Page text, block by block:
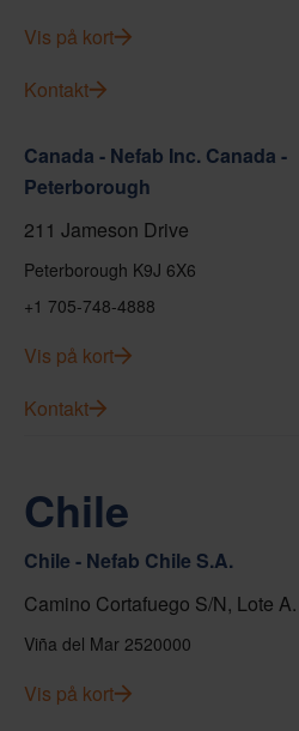
Vis på kort
Kontakt
Canada - Nefab Inc. Canada -
Peterborough
211 Jameson Drive
Peterborough K9J 6X6
+1 705-748-4888
Vis på kort
Kontakt
Chile
Chile - Nefab Chile S.A.
Camino Cortafuego S/N, Lote A.
Viña del Mar 2520000
Vis på kort